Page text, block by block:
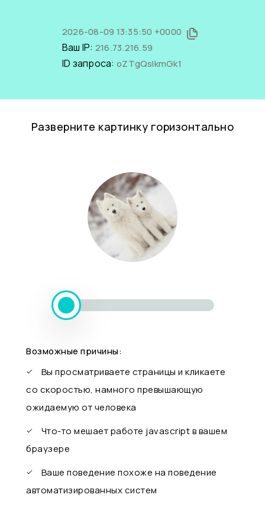
2026-08-09 13:35:50 +0000
Ваш IP: 216.73.216.59
ID запроса: oZTgQslkmGk1
Разверните картинку горизонтально
Возможные причины:
Вы просматриваете страницы и кликаете
со скоростью, намного превышающую
ожидаемую от человека
Что-то мешает работе javascript в вашем
браузере
Ваше поведение похоже на поведение
автоматизированных систем